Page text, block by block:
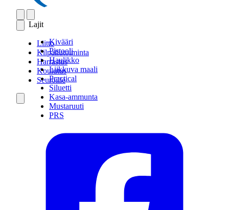
Lajit
Kivääri
Pistooli
Haulikko
Liikkuva maali
Practical
Siluetti
Kasa-ammunta
Mustaruuti
PRS
Liitto
Kilpailutoiminta
Harrastus
Koulutus
Seuroille